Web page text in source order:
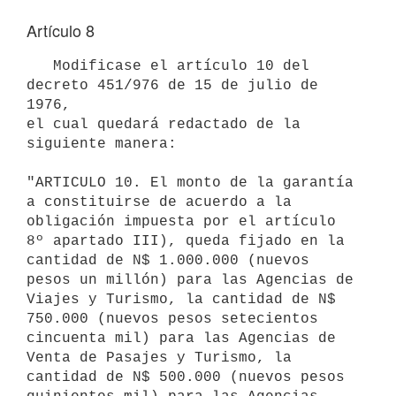
Artículo 8
decreto 451/976 de 15 de julio de
1976,
el cual quedará redactado de la
siguiente manera:
"ARTICULO 10. El monto de la garantía
a constituirse de acuerdo a la
obligación impuesta por el artículo
8º apartado III), queda fijado en la
cantidad de N$ 1.000.000 (nuevos
pesos un millón) para las Agencias de
Viajes y Turismo, la cantidad de N$
750.000 (nuevos pesos setecientos
cincuenta mil) para las Agencias de
Venta de Pasajes y Turismo, la
cantidad de N$ 500.000 (nuevos pesos